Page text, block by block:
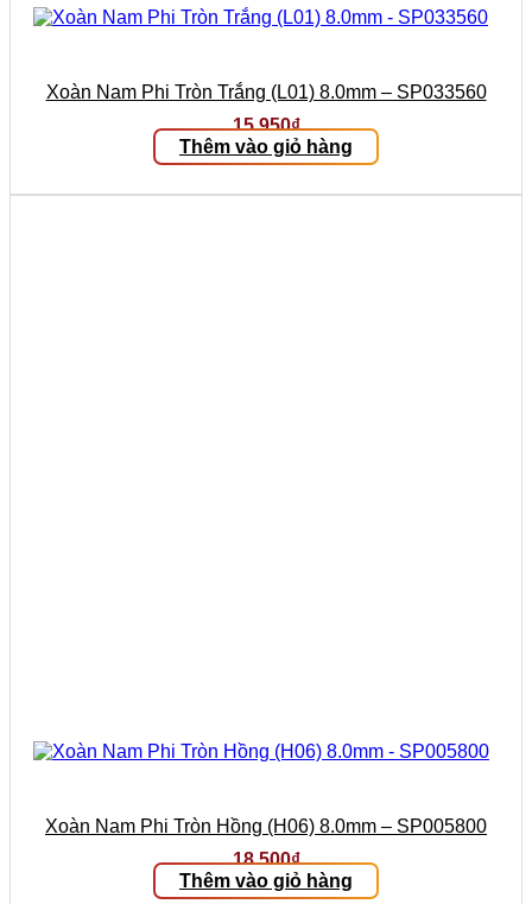
Xoàn Nam Phi Tròn Trắng (L01) 8.0mm – SP033560
15.950₫
Thêm vào giỏ hàng
Xoàn Nam Phi Tròn Hồng (H06) 8.0mm – SP005800
18.500₫
Thêm vào giỏ hàng